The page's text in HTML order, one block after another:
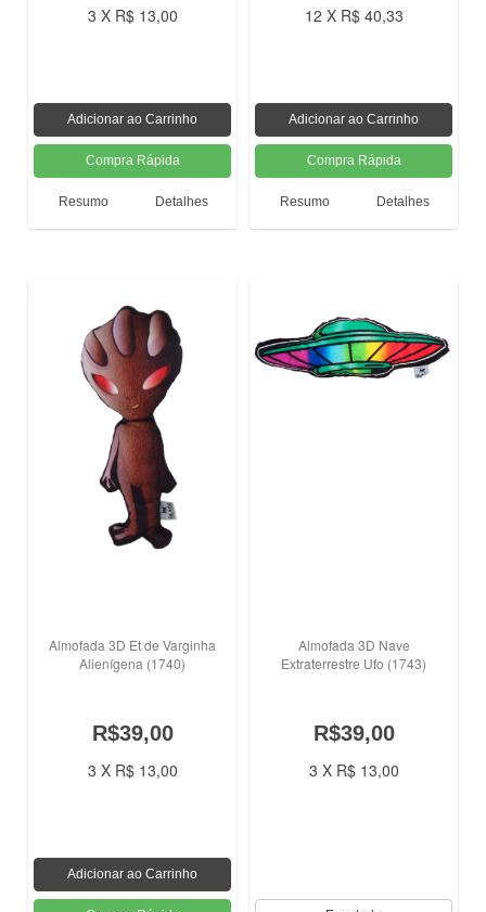
3 X R$ 13,00
Resumo Detalhes
12 X R$ 40,33
Resumo Detalhes
Almofada 3D Et de Varginha
Alienígena (1740)
R$39,00
3 X R$ 13,00
Almofada 3D Nave
Extraterrestre Ufo (1743)
R$39,00
3 X R$ 13,00